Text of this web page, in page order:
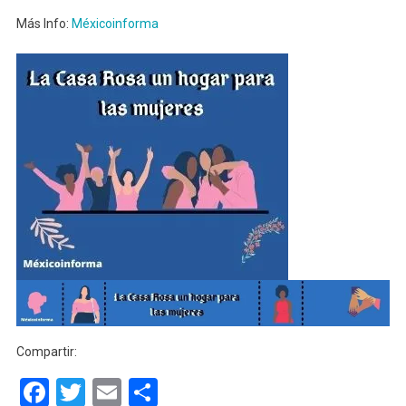
Más Info: Méxicoinforma
Compartir:
Facebook
Twitter
EmailCompartir